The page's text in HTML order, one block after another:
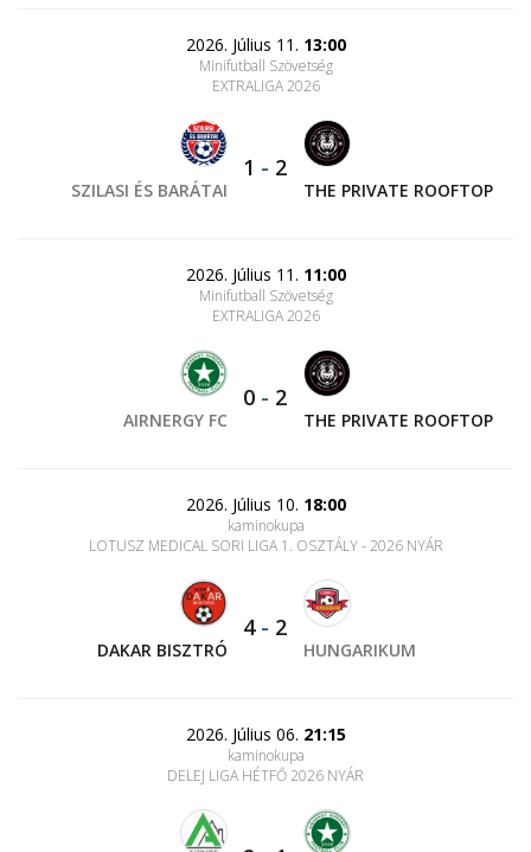
2026. Július 11. 13:00
Minifutball Szövetség
EXTRALIGA 2026
SZILASI ÉS BARÁTAI
1 - 2
THE PRIVATE ROOFTOP
2026. Július 11. 11:00
Minifutball Szövetség
EXTRALIGA 2026
AIRNERGY FC
0 - 2
THE PRIVATE ROOFTOP
2026. Július 10. 18:00
kaminokupa
LOTUSZ MEDICAL SORI LIGA 1. OSZTÁLY - 2026 NYÁR
DAKAR BISZTRÓ
4- 2
HUNGARIKUM
2026. Július 06. 21:15
kaminokupa
DELEJ LIGA HÉTFŐ 2026 NYÁR